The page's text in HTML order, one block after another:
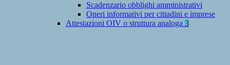
Scadenzario obblighi amministrativi
Oneri informativi per cittadini e imprese
Attestazioni OIV o struttura analoga 3